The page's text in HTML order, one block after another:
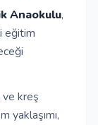
Anaokulu,
eğitim
kreş
yaklaşımı,